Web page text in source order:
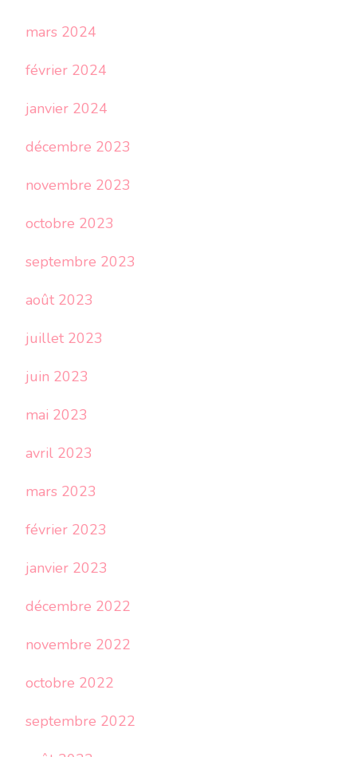
mars 2024
février 2024
janvier 2024
décembre 2023
novembre 2023
octobre 2023
septembre 2023
août 2023
juillet 2023
juin 2023
mai 2023
avril 2023
mars 2023
février 2023
janvier 2023
décembre 2022
novembre 2022
octobre 2022
septembre 2022